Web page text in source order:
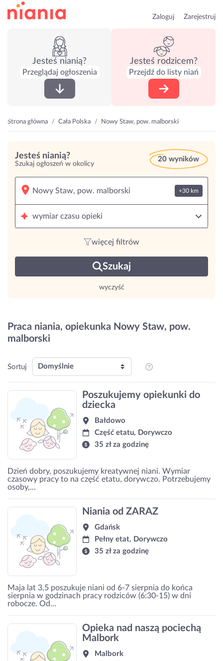
Zaloguj Zarejestruj
Jesteś nianią?
Przeglądaj ogłoszenia
Jesteś rodzicem?
Przejdź do listy niań
Strona główna Cała Polska Nowy Staw, pow. malborski
Jesteś nianią?
Szukaj ogłoszeń w okolicy
20 wyników
+30 km
wymiar czasu opieki
więcej filtrów
Szukaj
wyczyść
Praca niania, opiekunka Nowy Staw, pow.
malborski
Sortuj
Poszukujemy opiekunki do
dziecka
Bałdowo
Część etatu, Dorywczo
35 zł za godzinę
Dzień dobry, poszukujemy kreatywnej niani. Wymiar
czasowy pracy to na część etatu, dorywczo. Potrzebujemy
osoby,...
Niania od ZARAZ
Gdańsk
Pełny etat, Dorywczo
35 zł za godzinę
Maja lat 3,5 poszukuje niani od 6-7 sierpnia do końca
sierpnia w godzinach pracy rodziców (6:30-15) w dni
robocze. Od...
Opieka nad naszą pociechą
Malbork
Malbork